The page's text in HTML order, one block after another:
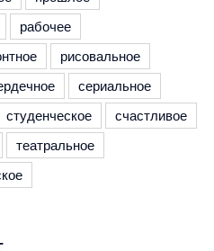
рабочее
рисовальное
сериальное
студенческое
счастливое
театральное